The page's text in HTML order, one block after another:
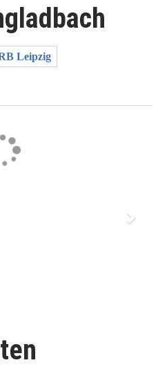
Leipzig